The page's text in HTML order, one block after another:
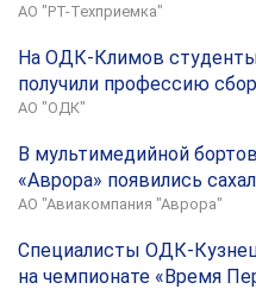
АО "РТ-Техприемка"
На ОДК-Климов
получили профессию
АО "ОДК"
В мультимедийной
«Аврора» появились
АО "Авиакомпания "Аврора"
Специалисты ОДК-
на чемпионате «Время